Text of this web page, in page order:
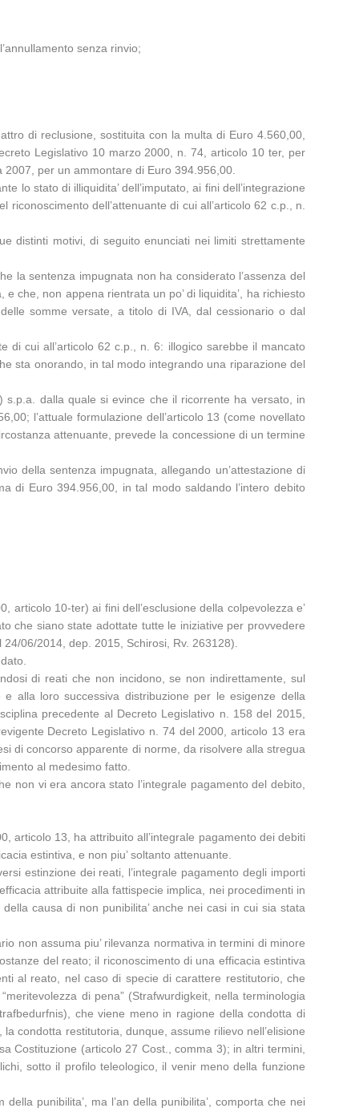
senza rinvio;
di reclusione, sostituita con la multa di Euro 4.560,00,
Legislativo 10 marzo 2000, n. 74, articolo 10 ter, per
2007, per un ammontare di Euro 394.956,00.
lo stato di illiquidita’ dell’imputato, ai fini dell’integrazione
dell’attenuante di cui all’articolo 62 c.p., n.
distinti motivi, di seguito enunciati nei limiti strettamente
la sentenza impugnata non ha considerato l’assenza del
che, non appena rientrata un po’ di liquidita’, ha richiesto
somme versate, a titolo di IVA, dal cessionario o dal
di cui all’articolo 62 c.p., n. 6: illogico sarebbe il mancato
sta onorando, in tal modo integrando una riparazione del
s.p.a. dalla quale si evince che il ricorrente ha versato, in
l’attuale formulazione dell’articolo 13 (come novellato
attenuante, prevede la concessione di un termine
della sentenza impugnata, allegando un’attestazione di
di Euro 394.956,00, in tal modo saldando l’intero debito
articolo 10-ter) ai fini dell’esclusione della colpevolezza e’
che siano state adottate tutte le iniziative per provvedere
06/2014, dep. 2015, Schirosi, Rv. 263128).
di reati che non incidono, se non indirettamente, sul
alla loro successiva distribuzione per le esigenze della
precedente al Decreto Legislativo n. 158 del 2015,
Decreto Legislativo n. 74 del 2000, articolo 13 era
di concorso apparente di norme, da risolvere alla stregua
al medesimo fatto.
non vi era ancora stato l’integrale pagamento del debito,
articolo 13, ha attribuito all’integrale pagamento dei debiti
estintiva, e non piu’ soltanto attenuante.
estinzione dei reati, l’integrale pagamento degli importi
attribuite alla fattispecie implica, nei procedimenti in
causa di non punibilita’ anche nei casi in cui sia stata
non assuma piu’ rilevanza normativa in termini di minore
del reato; il riconoscimento di una efficacia estintiva
al reato, nel caso di specie di carattere restitutorio, che
di pena” (Strafwurdigkeit, nella terminologia
che viene meno in ragione della condotta di
condotta restitutoria, dunque, assume rilievo nell’elisione
Costituzione (articolo 27 Cost., comma 3); in altri termini,
sotto il profilo teleologico, il venir meno della funzione
punibilita’, ma l’an della punibilita’, comporta che nei